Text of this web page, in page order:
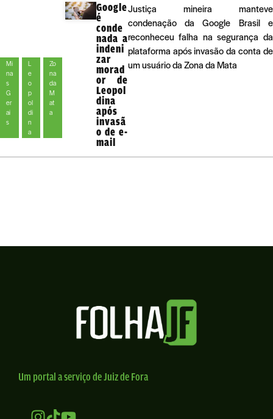
Mi
na
s
G
er
ai
s
L
e
o
p
ol
di
n
a
Zo
na
da
M
at
a
Google
é
conde
nada a
indeni
zar
morad
or de
Leopol
dina
após
invasã
o de e-
mail
Justiça mineira manteve
condenação da Google Brasil e
reconheceu falha na segurança da
plataforma após invasão da conta de
um usuário da Zona da Mata
Um portal a serviço de Juiz de Fora